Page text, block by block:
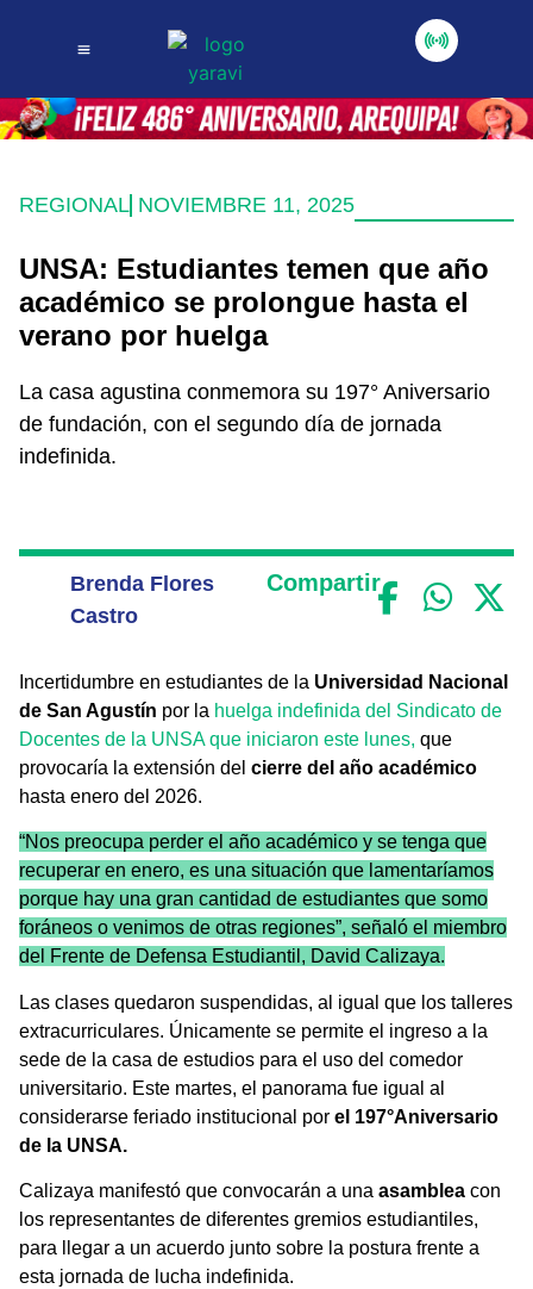
REGIONAL NOVIEMBRE 11, 2025
UNSA: Estudiantes temen que año
académico se prolongue hasta el
verano por huelga
La casa agustina conmemora su 197° Aniversario
de fundación, con el segundo día de jornada
indefinida.
Brenda Flores
Castro
Compartir
Incertidumbre en estudiantes de la Universidad Nacional
de San Agustín por la huelga indefinida del Sindicato de
Docentes de la UNSA que iniciaron este lunes, que
provocaría la extensión del cierre del año académico
hasta enero del 2026.
“Nos preocupa perder el año académico y se tenga que
recuperar en enero, es una situación que lamentaríamos
porque hay una gran cantidad de estudiantes que somo
foráneos o venimos de otras regiones”, señaló el miembro
del Frente de Defensa Estudiantil, David Calizaya.
Las clases quedaron suspendidas, al igual que los talleres
extracurriculares. Únicamente se permite el ingreso a la
sede de la casa de estudios para el uso del comedor
universitario. Este martes, el panorama fue igual al
considerarse feriado institucional por el 197°Aniversario
de la UNSA.
Calizaya manifestó que convocarán a una asamblea con
los representantes de diferentes gremios estudiantiles,
para llegar a un acuerdo junto sobre la postura frente a
esta jornada de lucha indefinida.